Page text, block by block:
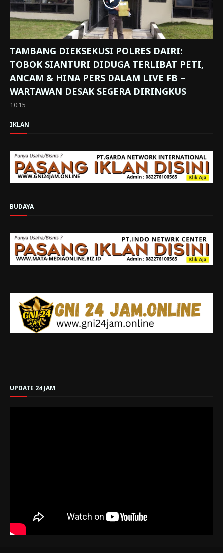
TAMBANG DIEKSEKUSI POLRES DAIRI:
TOBOK SIANTURI DIDUGA TERLIBAT PETI,
ANCAM & HINA PERS DALAM LIVE FB –
WARTAWAN DESAK SEGERA DIRINGKUS
10:15
IKLAN
BUDAYA
UPDATE 24 JAM